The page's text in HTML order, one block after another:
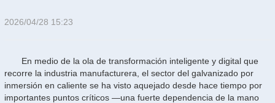
2026/04/28 15:23
En medio de la ola de transformación inteligente y digital que
recorre la industria manufacturera, el sector del galvanizado por
inmersión en caliente se ha visto aquejado desde hace tiempo por
importantes puntos críticos —una fuerte dependencia de la mano